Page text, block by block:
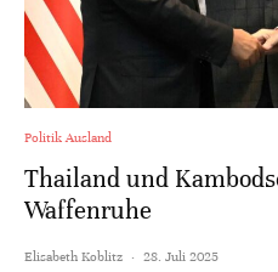
Politik Ausland
Thailand und
Waffenruhe
Elisabeth Koblitz · 28. Juli 2025